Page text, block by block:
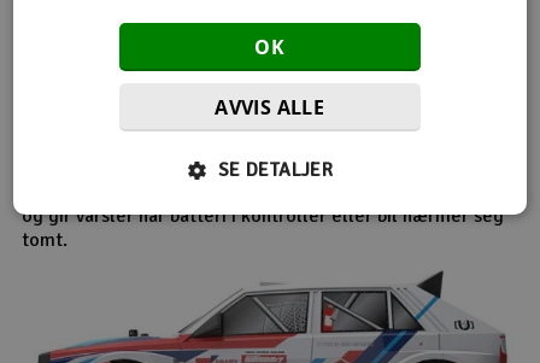
Bilen er utstyrt med front lys og et rødt baklys.
Frontlysene skiller seg fra andre biler ved at man kan skifte
ulike modus. I tilleg til normalt hvit lys i senter er det også
en rød lysring rundt. Her kan man velge modus som også
På radioen har man en annen fin funksjon. Den gir
og gir varsler når batteri i kontroller eller bil nærmer seg
tomt.
OK
AVVIS ALLE
SE DETALJER